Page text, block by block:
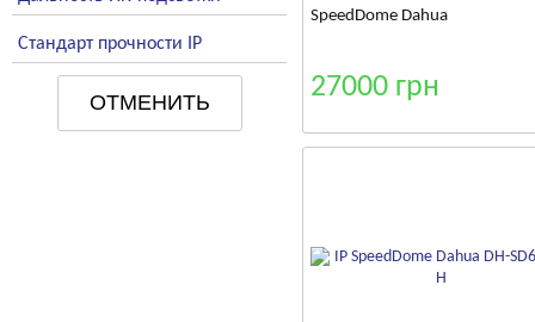
Стандарт прочности IP
SpeedDome Dahua
27000 грн